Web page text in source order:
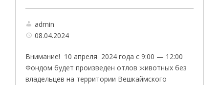
admin
08.04.2024
Внимание! 10 апреля 2024 года с 9:00 — 12:00
Фондом будет произведен отлов животных без
владельцев на территории Вешкаймского